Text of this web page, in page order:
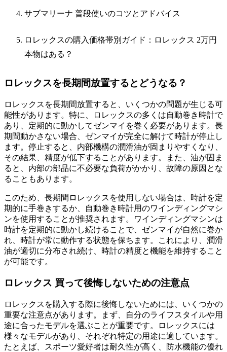
サブマリーナ 普段使いのコツとアドバイス
ロレックスの購入価格帯別ガイド：ロレックス 2万円
本物はある？
ロレックスを長期間放置するとどうなる？
ロレックスを長期間放置すると、いくつかの問題が生じる可
能性があります。特に、ロレックスの多くは自動巻き時計で
あり、定期的に動かしてゼンマイを巻く必要があります。長
期間動かさない場合、ゼンマイが完全に解けて時計が停止し
ます。停止すると、内部機構の潤滑油が固まりやすくなり、
その結果、精度が低下することがあります。また、油が固ま
ると、内部の部品に不必要な負荷がかかり、故障の原因とな
ることもあります。
このため、長期間ロレックスを使用しない場合は、時計を定
期的に手巻きするか、自動巻き時計用のワインディングマシ
ンを使用することが推奨されます。ワインディングマシンは
時計を定期的に動かし続けることで、ゼンマイが自然に巻か
れ、時計が常に動作する状態を保ちます。これにより、潤滑
油が適切に分布され続け、時計の精度と機能を維持すること
が可能です。
ロレックス 買って後悔しないための注意点
ロレックスを購入する際に後悔しないためには、いくつかの
重要な注意点があります。まず、自分のライフスタイルや用
途に合ったモデルを選ぶことが重要です。ロレックスには
様々なモデルがあり、それぞれ特定の用途に適しています。
たとえば、スポーツ愛好者は耐久性が高く、防水機能の優れ